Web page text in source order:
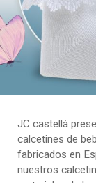
JC castellà
calcetines de
fabricados en
nuestros